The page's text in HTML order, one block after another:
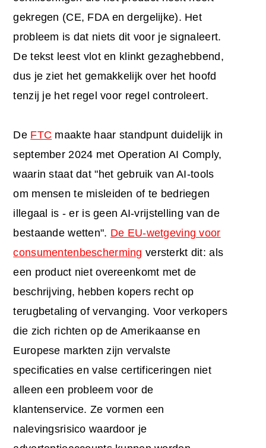
gekregen (CE, FDA en dergelijke). Het
probleem is dat niets dit voor je signaleert.
De tekst leest vlot en klinkt gezaghebbend,
dus je ziet het gemakkelijk over het hoofd
tenzij je het regel voor regel controleert.
De FTC maakte haar standpunt duidelijk in
september 2024 met Operation AI Comply,
waarin staat dat "het gebruik van AI-tools
om mensen te misleiden of te bedriegen
illegaal is - er is geen AI-vrijstelling van de
bestaande wetten". De EU-wetgeving voor
consumentenbescherming versterkt dit: als
een product niet overeenkomt met de
beschrijving, hebben kopers recht op
terugbetaling of vervanging. Voor verkopers
die zich richten op de Amerikaanse en
Europese markten zijn vervalste
specificaties en valse certificeringen niet
alleen een probleem voor de
klantenservice. Ze vormen een
nalevingsrisico waardoor je